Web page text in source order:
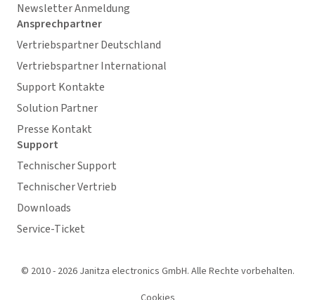
Newsletter Anmeldung
Ansprechpartner
Vertriebspartner Deutschland
Vertriebspartner International
Support Kontakte
Solution Partner
Presse Kontakt
Support
Technischer Support
Technischer Vertrieb
Downloads
Service-Ticket
© 2010 - 2026 Janitza electronics GmbH. Alle Rechte vorbehalten.